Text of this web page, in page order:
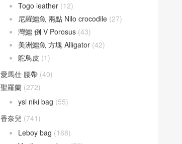
Togo leather (12)
尼羅鱷魚 兩點 Nilo crocodile (27)
灣鱷 倒 V Porosus (43)
美洲鱷魚 方塊 Alligator (42)
鴕鳥皮 (1)
愛馬仕 腰帶 (40)
聖羅蘭 (272)
ysl niki bag (55)
香奈兒 (741)
Leboy bag (168)